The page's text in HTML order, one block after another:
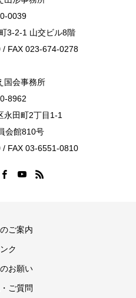
0039
3-2-1 山交ビル8階
FAX 023-674-0278
国会事務所
8962
永田町2丁目1-1
会館810号
FAX 03-6551-0810
ご案内
ク
お願い
ご質問